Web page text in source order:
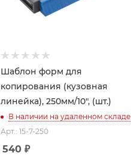
Шаблон форм для
копирования (кузовная
линейка), 250мм/10", (шт.)
В наличии на удаленном складе
Арт.: 15-7-250
540 ₽